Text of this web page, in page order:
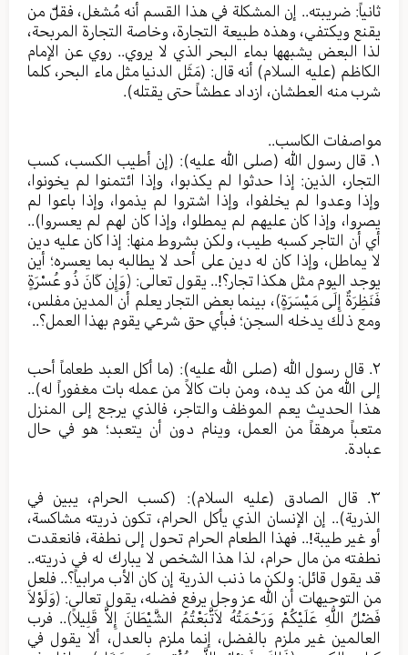
ثانياً: ضريبته.. إن المشكلة في هذا القسم أنه مُشغل، فقلّ من
يقنع ويكتفي، وهذه طبيعة التجارة، وخاصة التجارة المربحة،
لذا البعض يشبهها بماء البحر الذي لا يروي.. روي عن الإمام
الكاظم (عليه السلام) أنه قال: (مَثَل الدنيا مثل ماء البحر، كلما
شرب منه العطشان، ازداد عطشاً حتى يقتله).
مواصفات الكاسب..
١. قال رسول الله (صلی الله عليه): (إن أطيب الكسب، كسب
التجار، الذين: إذا حدثوا لم يكذبوا، وإذا ائتمنوا لم يخونوا،
وإذا وعدوا لم يخلفوا، وإذا اشتروا لم يذموا، وإذا باعوا لم
يصروا، وإذا كان عليهم لم يمطلوا، وإذا كان لهم لم يعسروا)..
أي أن التاجر كسبه طيب، ولكن بشروط منها: إذا كان عليه دين
لا يماطل، وإذا كان له دين على أحد لا يطالبه بما يعسره؛ أين
يوجد اليوم مثل هكذا تجار؟!.. يقول تعالى: ﴿وَإِن كَانَ ذُو عُسْرَةٍ
فَنَظِرَةٌ إِلَى مَيْسَرَةٍ﴾، بينما بعض التجار يعلم أن المدين مفلس،
ومع ذلك يدخله السجن؛ فبأي حق شرعي يقوم بهذا العمل؟..
٢. قال رسول الله (صلی الله عليه): (ما أكل العبد طعاماً أحب
إلى الله من كد يده، ومن بات كالاً من عمله بات مغفوراً له)..
هذا الحديث يعم الموظف والتاجر، فالذي يرجع إلى المنزل
متعباً مرهقاً من العمل، وينام دون أن يتعبد؛ هو في حال
عبادة.
٣. قال الصادق (عليه السلام): (كسب الحرام، يبين في
الذرية).. إن الإنسان الذي يأكل الحرام، تكون ذريته مشاكسة،
أو غير طيبة!.. فهذا الطعام الحرام تحول إلى نطفة، فانعقدت
نطفته من مال حرام، لذا هذا الشخص لا يبارك له في ذريته..
قد يقول قائل: ولكن ما ذنب الذرية إن كان الأب مرابياً؟.. فلعل
من التوجيهات أن الله عز وجل يرفع فضله، يقول تعالى: ﴿وَلَوْلاَ
فَضْلُ اللَّهِ عَلَيْكُمْ وَرَحْمَتُهُ لاَتَّبَعْتُمُ الشَّيْطَانَ إِلاَّ قَلِيلاً﴾.. فرب
العالمين غير ملزم بالفضل، إنما ملزم بالعدل، ألا يقول في